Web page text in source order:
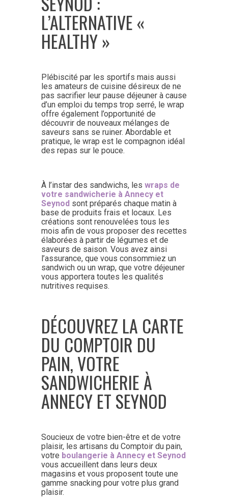
L’ALTERNATIVE «
HEALTHY »
Plébiscité par les sportifs mais aussi
les amateurs de cuisine désireux de ne
pas sacrifier leur pause déjeuner à cause
d’un emploi du temps trop serré, le wrap
offre également l’opportunité de
découvrir de nouveaux mélanges de
saveurs sans se ruiner. Abordable et
pratique, le wrap est le compagnon idéal
des repas sur le pouce.
À l’instar des sandwichs, les wraps de
votre sandwicherie à Annecy et
Seynodsont préparés chaque matin à
base de produits frais et locaux. Les
créations sont renouvelées tous les
mois afin de vous proposer des recettes
élaborées à partir de légumes et de
saveurs de saison. Vous avez ainsi
l’assurance, que vous consommiez un
sandwich ou un wrap, que votre déjeuner
vous apportera toutes les qualités
nutritives requises.
DÉCOUVREZ LA CARTE
DU COMPTOIR DU
PAIN, VOTRE
SANDWICHERIE À
ANNECY ET SEYNOD
Soucieux de votre bien-être et de votre
plaisir, les artisans du Comptoir du pain,
votre boulangerie à Annecy et Seynod
vous accueillent dans leurs deux
magasins et vous proposent toute une
gamme snacking pour votre plus grand
plaisir.